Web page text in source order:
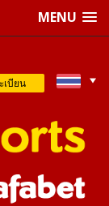
MENU
เบียน